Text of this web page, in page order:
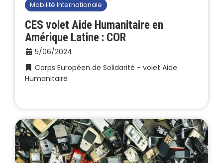
Mobilité Internationale
CES volet Aide Humanitaire en
Amérique Latine : COR
5/06/2024
Corps Européen de Solidarité - volet Aide
Humanitaire